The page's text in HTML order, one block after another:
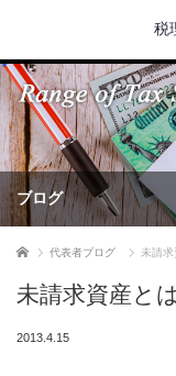
税
ブログ
ホーム 代表者ブログ 未請
未請求資産と
2013.4.15